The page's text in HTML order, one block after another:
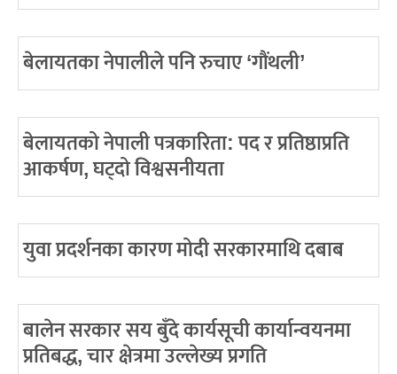
बेलायतका नेपालीले पनि रुचाए ‘गौंथली’
बेलायतको नेपाली पत्रकारिता: पद र प्रतिष्ठाप्रति
आकर्षण, घट्दो विश्वसनीयता
युवा प्रदर्शनका कारण मोदी सरकारमाथि दबाब
बालेन सरकार सय बुँदे कार्यसूची कार्यान्वयनमा
प्रतिबद्ध, चार क्षेत्रमा उल्लेख्य प्रगति